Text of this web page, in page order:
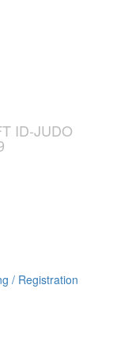
ID-JUDO
/ Registration